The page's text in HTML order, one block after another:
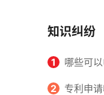
知识纠纷
1 哪些可
时多个人一
2 专利申